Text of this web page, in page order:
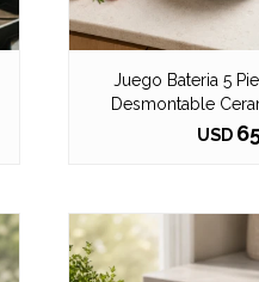
Juego Bateria 5
Desmontable
USD